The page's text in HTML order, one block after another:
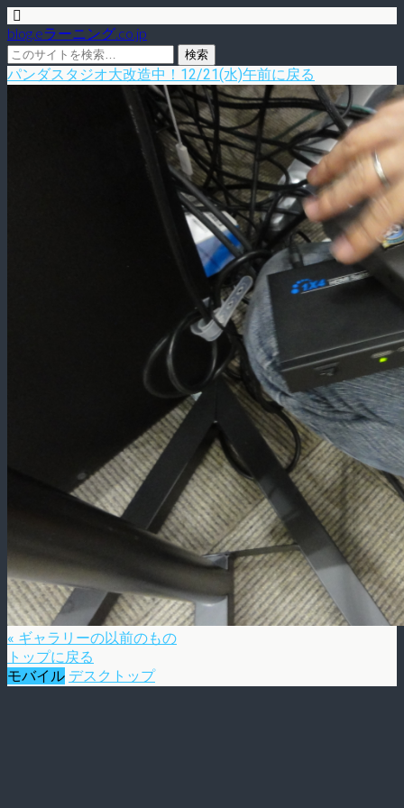
blog.eラーニング.co.jp
パンダスタジオ大改造中！12/21(水)午前に戻る
« ギャラリーの以前のもの
トップに戻る
モバイル デスクトップ